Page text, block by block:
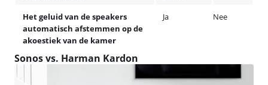
Het geluid van de speakers
automatisch afstemmen op de
akoestiek van de kamer
Ja Nee
Sonos vs. Harman Kardon